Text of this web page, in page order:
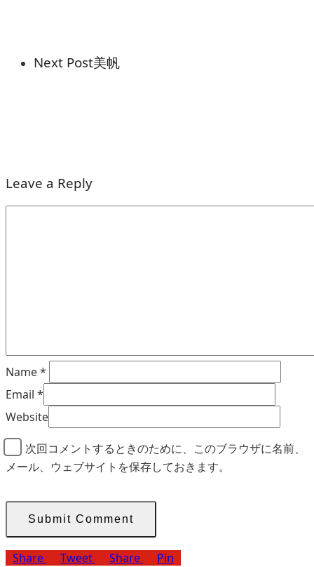
Next Post美帆
Leave a Reply
Name*
Email *
Website
次回コメントするときのために、このブラウザに名前、
メール、ウェブサイトを保存しておきます。
Share Tweet Share Pin